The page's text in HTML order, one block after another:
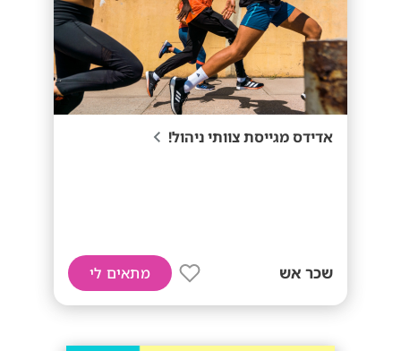
אדידס מגייסת צוותי ניהול!
שכר אש מתאים לי